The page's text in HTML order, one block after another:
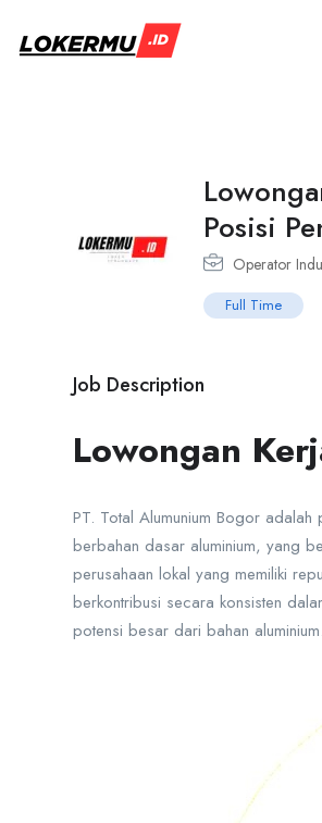
Posisi
Operator
Full Time
Job Description
Lowongan
PT. Total Alumunium Bogor
berbahan dasar aluminium, yang
perusahaan lokal yang memiliki
berkontribusi secara konsisten
potensi besar dari bahan aluminium.